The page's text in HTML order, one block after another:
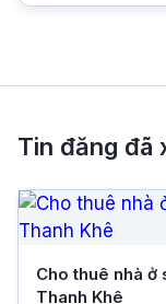
Tin đăng đã
Cho thuê nhà ở
Thanh Khê